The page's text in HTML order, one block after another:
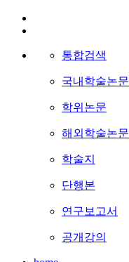
통합검색
국내학술논문
학위논문
해외학술논문
학술지
단행본
연구보고서
공개강의